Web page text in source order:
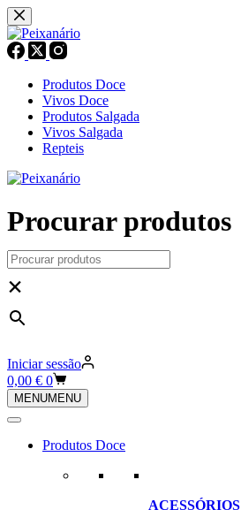
Pular
para
o
conteúdo
Produtos Doce
Vivos Doce
Produtos Salgada
Vivos Salgada
Repteis
Procurar produtos
×
Iniciar sessão
Carrinho
de
compras
0,00 € 0
MENUMENU
Produtos Doce
ACESSÓRIOS